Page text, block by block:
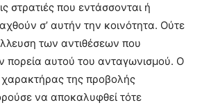
στρατιές που εντάσσονται ή
σ’ αυτήν την κοινότητα. Ούτε
των αντιθέσεων που
πορεία αυτού του ανταγωνισμού. Ο
χαρακτήρας της προβολής
να αποκαλυφθεί τότε